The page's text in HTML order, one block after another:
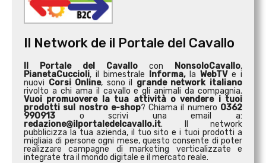
Il Network de il Portale del Cavallo
Il Portale del Cavallo con NonsoloCavallo,
PianetaCuccioli, il bimestrale Informa,laWebTVe i
nuovi Corsi Online, sono il grande network italiano
rivolto a chi ama il cavallo e gli animali da compagnia.
Vuoi promuovere la tua attività ovendere i tuoi
prodotti sul nostro e-shop? Chiama il numero 0362
990913 o scrivi una email a:
redazione@ilportaledelcavallo.it. Il network
pubblicizza la tua azienda, il tuo sito e i tuoi prodotti a
migliaia di persone ogni mese, questo consente di poter
realizzare campagne di marketing verticalizzate e
integrate tra il mondo digitale e il mercato reale.